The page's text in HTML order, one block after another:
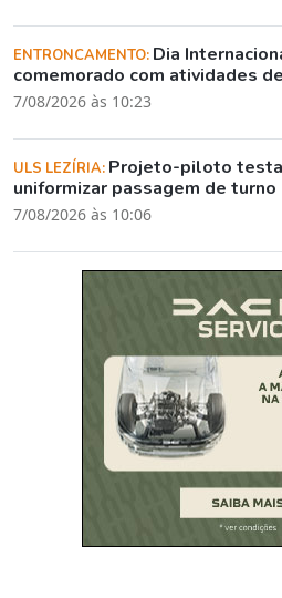
ENTRONCAMENTO: Dia
comemorado com atividades
7/08/2026 às 10:23
ULS LEZÍRIA: Projeto-piloto testa
uniformizar passagem de turno
7/08/2026 às 10:06